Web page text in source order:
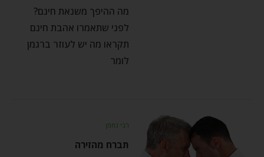
מה ההיפך משנאת חינם?
לפני שתאמרו אהבת חינם
תקראו מה יש לעוזר ברגמן
לומר
רבי נחמן
תברח מהזירה